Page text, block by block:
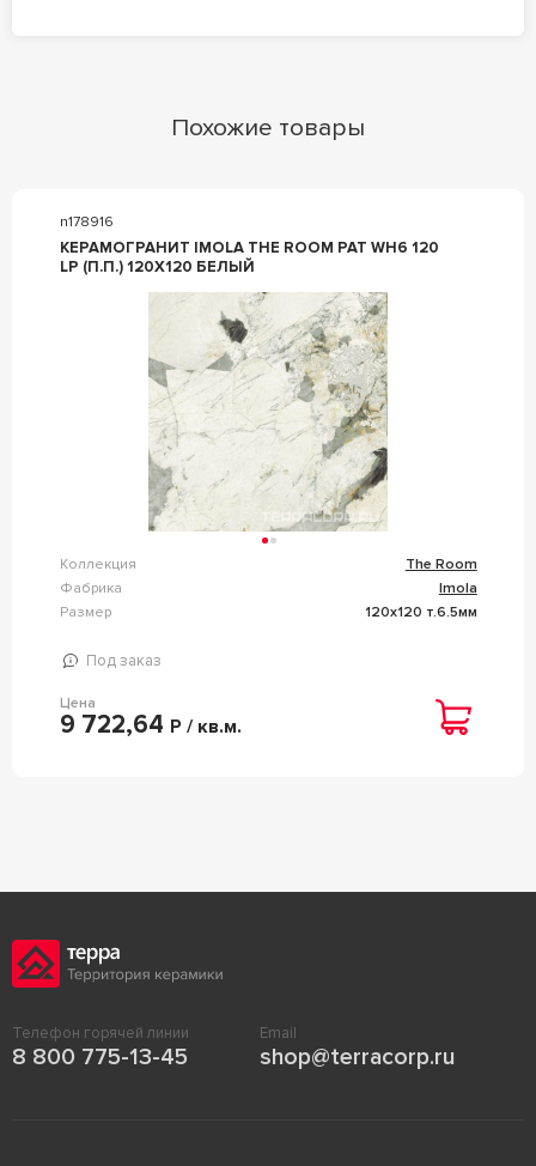
Похожие товары
n178916
КЕРАМОГРАНИТ IMOLA THE ROOM PAT WH6 120
LP (П.П.) 120X120 БЕЛЫЙ
Коллекция
The Room
Фабрика
Imola
Размер
120x120 т.6.5мм
Под заказ
Цена
9 722,64 Р / кв.м.
Телефон горячей линии
8 800 775-13-45
Email
shop@terracorp.ru